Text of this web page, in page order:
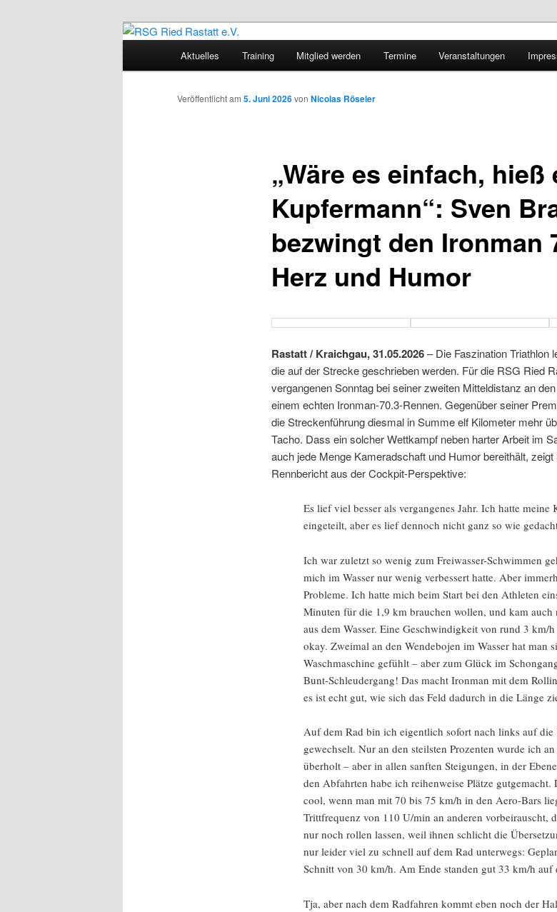
RSG Ried Rastatt e.V.
Sportliches Radfahren in Mittelbaden
Aktuelles Training Mitglied werden Termine Veranstaltungen
„Wäre es einfach, hieß
Kupfermann“: Sven
bezwingt den Ironman
Herz und Humor
Veröffentlicht am 5. Juni 2026von Nicolas Röseler
Rastatt / Kraichgau, 31.05.2026– Die Faszination Triathlon
die auf der Strecke geschrieben werden. Für die RSG Ried
vergangenen Sonntag bei seiner zweiten Mitteldistanz an
einem echten Ironman-70.3-Rennen. Gegenüber seiner
die Streckenführung diesmal in Summe elf Kilometer mehr
Tacho. Dass ein solcher Wettkampf neben harter Arbeit im
auch jede Menge Kameradschaft und Humor bereithält,
Rennbericht aus der Cockpit-Perspektive:
Es lief viel besser als vergangenes Jahr. Ich hatte meine
eingeteilt, aber es lief dennoch nicht ganz so wie
Ich war zuletzt so wenig zum Freiwasser-Schwimmen
mich im Wasser nur wenig verbessert hatte. Aber
Probleme. Ich hatte mich beim Start bei den Athleten
Minuten für die 1,9 km brauchen wollen, und kam auch
aus dem Wasser. Eine Geschwindigkeit von rund 3 km/
okay. Zweimal an den Wendebojen im Wasser hat man
Waschmaschine gefühlt – aber zum Glück im
Bunt-Schleudergang! Das macht Ironman mit dem
es ist echt gut, wie sich das Feld dadurch in die Länge
Auf dem Rad bin ich eigentlich sofort nach links auf die
gewechselt. Nur an den steilsten Prozenten wurde ich
überholt – aber in allen sanften Steigungen, in der
den Abfahrten habe ich reihenweise Plätze gutgemacht.
cool, wenn man mit 70 bis 75 km/h in den Aero-Bars
Trittfrequenz von 110 U/min an anderen vorbeirauscht,
nur noch rollen lassen, weil ihnen schlicht die
nur leider viel zu schnell auf dem Rad unterwegs:
Schnitt von 30 km/h. Am Ende standen gut 33 km/h auf
Tja, aber nach dem Radfahren kommt eben noch der